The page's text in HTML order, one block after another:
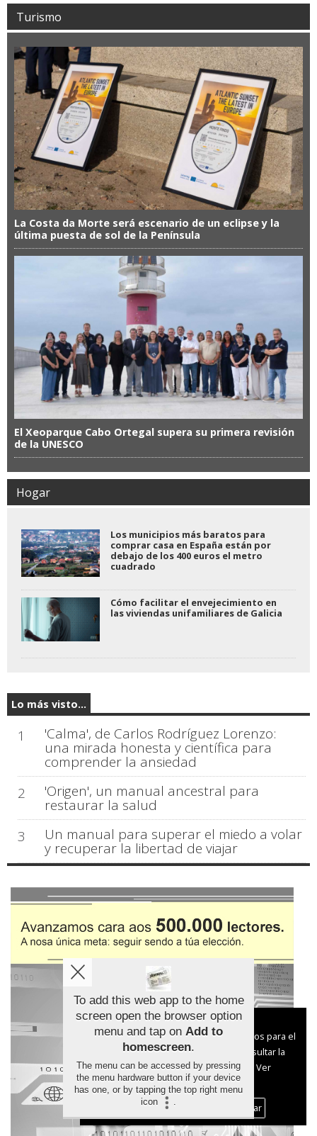
Turismo
La Costa da Morte será escenario de un eclipse y la
última puesta de sol de la Península
El Xeoparque Cabo Ortegal supera su primera revisión
de la UNESCO
Hogar
Los municipios más baratos para
comprar casa en España están por
debajo de los 400 euros el metro
cuadrado
Cómo facilitar el envejecimiento en
las viviendas unifamiliares de Galicia
Lo más visto...
1 'Calma', de Carlos Rodríguez Lorenzo:
una mirada honesta y científica para
comprender la ansiedad
2
'Origen', un manual ancestral para
restaurar la salud
3
Un manual para superar el miedo a volar
y recuperar la libertad de viajar
Aviso sobre el Uso de cookies:
Utilizamos cookies nuestras y de terceros para el
funcionamiento del digital. Puedes consultar la
lista de cookies y como desconectarlas.
Ver
nuestra Política de Privacidad y Cookies
Aceptar Cookies
Personalizar
To add this web app to the home
screen open the browser option
menu and tap on Add to
homescreen.
The menu can be accessed by pressing
the menu hardware button if your device
has one, or by tapping the top right menu
icon
.